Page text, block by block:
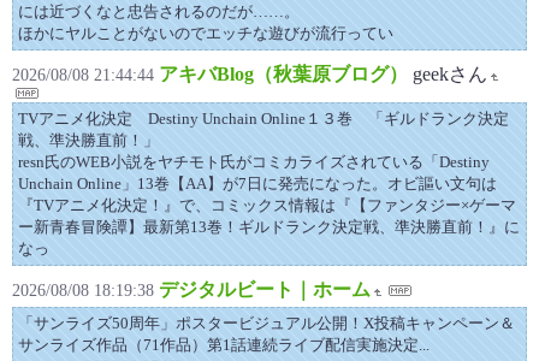
には近づくなと忠告されるのだが……。
ほかにヤルことがないのでエッチな遊びが流行ってい
2026/08/08 21:44:44 アキバBlog（秋葉原ブログ） geekさん
TVアニメ化決定 Destiny Unchain Online１３巻 「ギルドランク決定
戦、準決勝直前！」
resn氏のWEB小説をヤチモト氏がコミカライズされている「Destiny
Unchain Online」13巻【AA】が7日に発売になった。オビ謳い文句は
『TVアニメ化決定！』で、コミックス情報は『【ファンタジー×ゲーマ
ー新青春冒険譚】最新第13巻！ギルドランク決定戦、準決勝直前！』に
なっ
2026/08/08 18:19:38 デジタルビート｜ホーム
「サンライズ50周年」ポスタービジュアル公開！X投稿キャンペーン＆
サンライズ作品（71作品）第1話連続ライブ配信実施決定...